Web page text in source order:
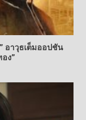
อาวุธเต็มออปชัน
ง”